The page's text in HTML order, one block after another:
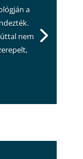
a
nem